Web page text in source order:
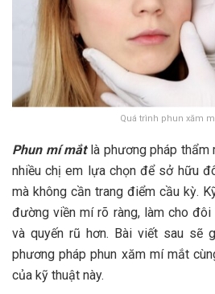
Quá trình phun xăm
Phun mí mắtlà phương pháp thẩm
nhiều chị em lựa chọn để sở hữu
mà không cần trang điểm cầu kỳ.
đường viền mí rõ ràng, làm cho
và quyến rũ hơn. Bài viết sau sẽ
phương pháp phun xăm mí mắt
của kỹ thuật này.